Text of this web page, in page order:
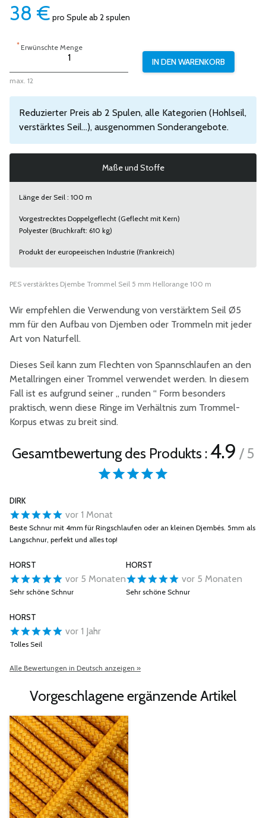
38 € pro Spule ab 2 spulen
*Erwünschte Menge
max. 12
Reduzierter Preis ab 2 Spulen, alle Kategorien (Hohlseil,
verstärktes Seil...), ausgenommen Sonderangebote.
Maße und Stoffe
Länge der Seil : 100 m
Vorgestrecktes Doppelgeflecht (Geflecht mit Kern)
Polyester (Bruchkraft: 610 kg)
Produkt der europeeischen Industrie (Frankreich)
PES verstärktes Djembe Trommel Seil 5 mm Hellorange 100 m
Wir empfehlen die Verwendung von verstärktem Seil Ø5
mm für den Aufbau von Djemben oder Trommeln mit jeder
Art von Naturfell.
Dieses Seil kann zum Flechten von Spannschlaufen an den
Metallringen einer Trommel verwendet werden. In diesem
Fall ist es aufgrund seiner „ runden “ Form besonders
praktisch, wenn diese Ringe im Verhältnis zum Trommel-
Korpus etwas zu breit sind.
Gesamtbewertung des Produkts :4.9 / 5
DIRK
vor 1 Monat
Beste Schnur mit 4mm für Ringschlaufen oder an kleinen Djembés. 5mm als
Langschnur, perfekt und alles top!
HORST
vor 5 Monaten
Sehr schöne Schnur
HORST
vor 5 Monaten
Sehr schöne Schnur
HORST
vor 1 Jahr
Tolles Seil
Alle Bewertungen in Deutsch anzeigen »
Vorgeschlagene ergänzende Artikel